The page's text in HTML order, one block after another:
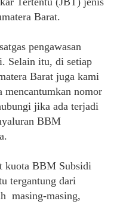
Barat.
pengawasan
Selain itu, di setiap
Barat juga kami
mencantumkan nomor
jika ada terjadi
BBM
kuota BBM Subsidi
tergantung dari
masing-masing,